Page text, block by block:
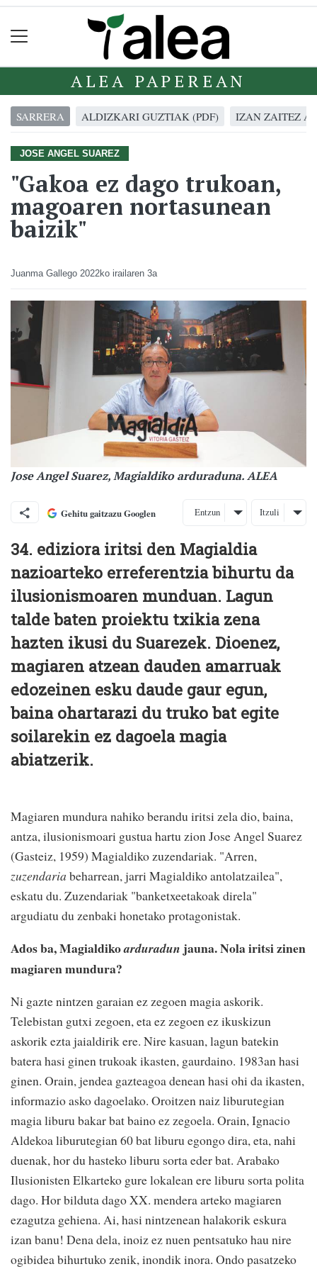
ALEA PAPEREAN
SARRERA ALDIZKARI GUZTIAK (PDF) IZAN ZAITEZ
JOSE ANGEL SUAREZ
"Gakoa ez dago trukoan,
magoaren nortasunean
baizik"
Juanma Gallego 2022ko irailaren 3a
Jose Angel Suarez, Magialdiko arduraduna. ALEA
Gehitu gaitzazu Googlen Entzun Itzuli
34. ediziora iritsi den Magialdia
nazioarteko erreferentzia bihurtu da
ilusionismoaren munduan. Lagun
talde baten proiektu txikia zena
hazten ikusi du Suarezek. Dioenez,
magiaren atzean dauden amarruak
edozeinen esku daude gaur egun,
baina ohartarazi du truko bat egite
soilarekin ez dagoela magia
abiatzerik.
Magiaren mundura nahiko berandu iritsi zela dio, baina,
antza, ilusionismoari gustua hartu zion Jose Angel Suarez
(Gasteiz, 1959) Magialdiko zuzendariak. "Arren,
zuzendaria beharrean, jarri Magialdiko antolatzailea",
eskatu du. Zuzendariak "banketxeetakoak direla"
argudiatu du zenbaki honetako protagonistak.
Ados ba, Magialdikoarduradun jauna. Nola iritsi zinen
magiaren mundura?
Ni gazte nintzen garaian ez zegoen magia askorik.
Telebistan gutxi zegoen, eta ez zegoen ez ikuskizun
askorik ezta jaialdirik ere. Nire kasuan, lagun batekin
batera hasi ginen trukoak ikasten, gaurdaino. 1983an hasi
ginen. Orain, jendea gazteagoa denean hasi ohi da ikasten,
informazio asko dagoelako. Oroitzen naiz liburutegian
magia liburu bakar bat baino ez zegoela. Orain, Ignacio
Aldekoa liburutegian 60 bat liburu egongo dira, eta, nahi
duenak, hor du hasteko liburu sorta eder bat. Arabako
Ilusionisten Elkarteko gure lokalean ere liburu sorta polita
dago. Hor bilduta dago XX. mendera arteko magiaren
ezagutza gehiena. Ai, hasi nintzenean halakorik eskura
izan banu! Dena dela, inoiz ez nuen pentsatuko hau nire
ogibidea bihurtuko zenik, inondik inora. Ondo pasatzeko